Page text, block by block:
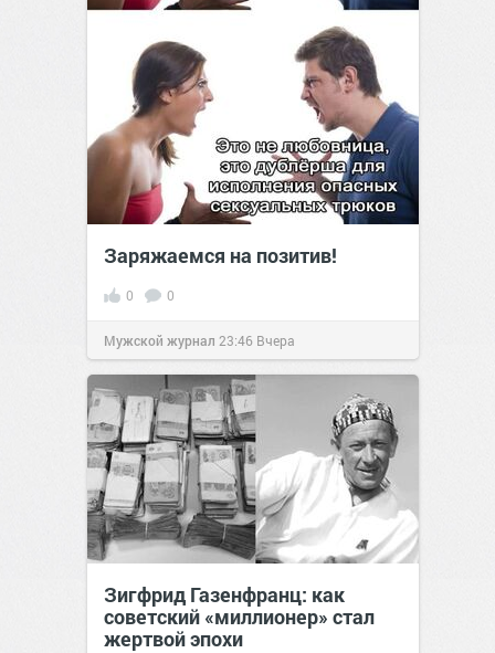
Заряжаемся на позитив!
0 0
Мужской журнал 23:46 Вчера
Зигфрид Газенфранц: как
советский «миллионер» стал
жертвой эпохи